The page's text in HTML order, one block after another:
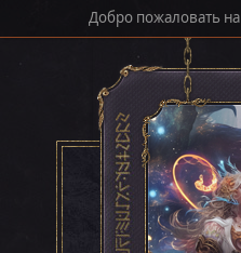
Добро пожаловать на